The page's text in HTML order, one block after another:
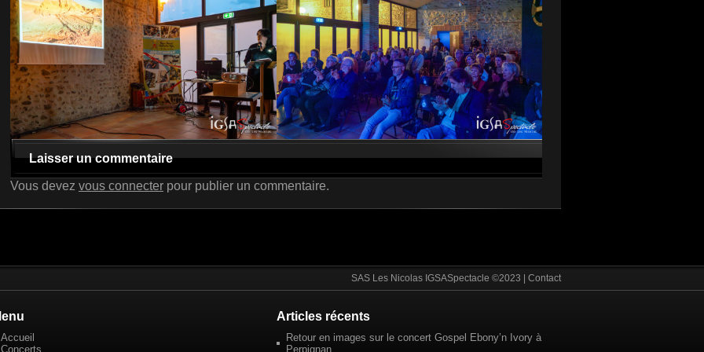
Laisser un commentaire
Vous devez vous connecter pour publier un commentaire.
SAS Les Nicolas IGSASpectacle ©2023 | Contact
Accueil
Concerts
Articles récents
Retour en images sur le concert Gospel Ebony’n Ivory à
Perpignan